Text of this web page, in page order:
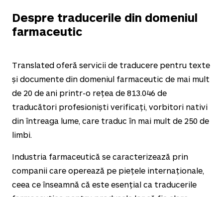
Despre traducerile din domeniul
farmaceutic
Translated oferă servicii de traducere pentru texte
și documente din domeniul farmaceutic de mai mult
de 20 de ani printr-o rețea de 813.046 de
traducători profesioniști verificați, vorbitori nativi
din întreaga lume, care traduc în mai mult de 250 de
limbi.
Industria farmaceutică se caracterizează prin
companii care operează pe piețele internaționale,
ceea ce înseamnă că este esențial ca traducerile